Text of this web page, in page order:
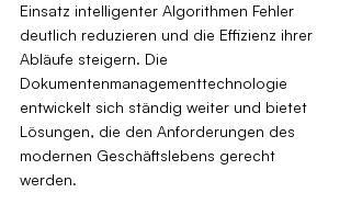
Einsatz intelligenter Algorithmen Fehler
deutlich reduzieren und die Effizienz ihrer
Abläufe steigern. Die
Dokumentenmanagementtechnologie
entwickelt sich ständig weiter und bietet
Lösungen, die den Anforderungen des
modernen Geschäftslebens gerecht
werden.